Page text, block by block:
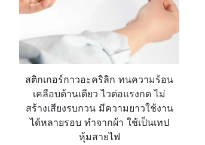
สติกเกอร์กาวอะคริลิก ทนความร้อน
เคลือบด้านเดียว ไวต่อแรงกด ไม่
สร้างเสียงรบกวน มีความยาวใช้งาน
ได้หลายรอบ ทำจากผ้า ใช้เป็นเทป
หุ้มสายไฟ